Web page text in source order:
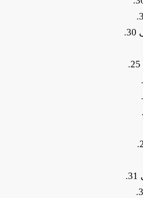
.
.
.
.
.
.